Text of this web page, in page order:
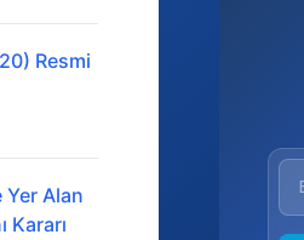
Resmi
Alan
Kararı